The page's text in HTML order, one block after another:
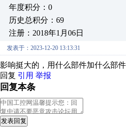
年度积分：0
历史总积分：69
注册：2018年1月06日
发表于：2023-12-20 13:13:31
影响挺大的，用什么部件加什么部
回复 引用 举报
回复本条
发表回复